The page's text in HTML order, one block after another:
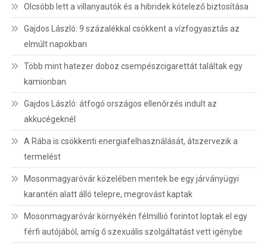
Olcsóbb lett a villanyautók és a hibridek kötelező biztosítása
Gajdos László: 9 százalékkal csökkent a vízfogyasztás az
elmúlt napokban
Több mint hatezer doboz csempészcigarettát találtak egy
kamionban
Gajdos László: átfogó országos ellenőrzés indult az
akkucégeknél
A Rába is csökkenti energiafelhasználását, átszervezik a
termelést
Mosonmagyaróvár közelében mentek be egy járványügyi
karantén alatt álló telepre, megrovást kaptak
Mosonmagyaróvár környékén félmillió forintot loptak el egy
férfi autójából, amíg ő szexuális szolgáltatást vett igénybe